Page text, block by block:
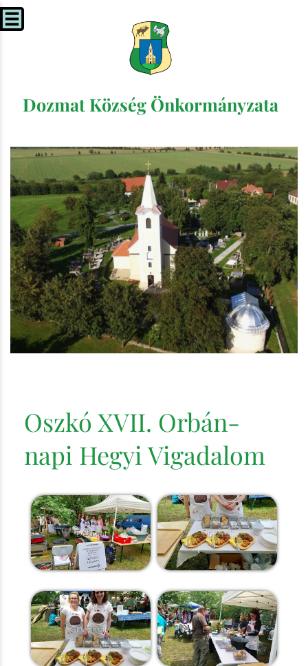
Dozmat Község Önkormányzata
Oszkó XVII. Orbán-
napi Hegyi Vigadalom